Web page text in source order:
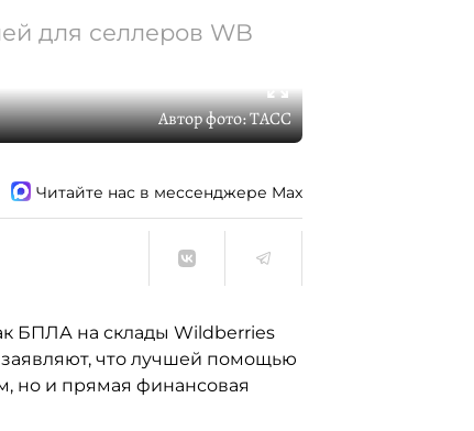
для селлеров WB
Автор фото:ТАСС
Читайте нас в мессенджере Max
БПЛА на склады Wildberries
что лучшей помощью
но и прямая финансовая